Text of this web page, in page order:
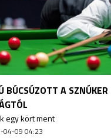
BÚCSÚZOTT A SZNÚKER
egy kört ment
04-09 04:23